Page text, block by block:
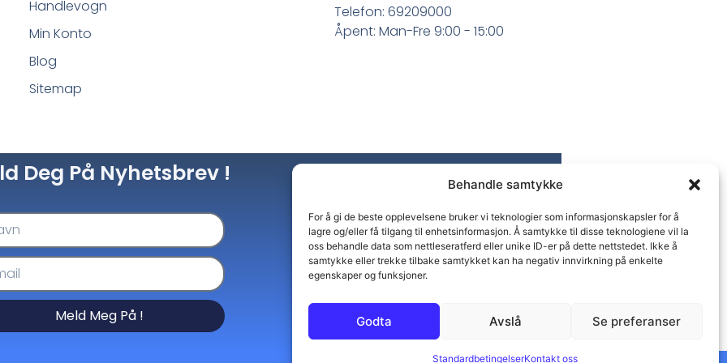
Behandle samtykke
For å gi de beste opplevelsene bruker vi teknologier som informasjonskapsler for å
lagre og/eller få tilgang til enhetsinformasjon. Å samtykke til disse teknologiene vil la
oss behandle data som nettleseratferd eller unike ID-er på dette nettstedet. Ikke å
samtykke eller trekke tilbake samtykket kan ha negativ innvirkning på enkelte
egenskaper og funksjoner.
Godta Avslå Se preferanser
StandardbetingelserKontakt oss
Handlevogn
Min Konto
Blog
Sitemap
Telefon: 69209000
Åpent: Man-Fre 9:00 - 15:00
Deg På Nyhetsbrev !
Meld Meg På !